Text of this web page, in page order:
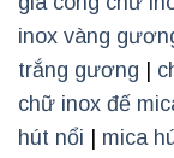
inox vàng
trắng gương
chữ inox đế
hút nổi
mica